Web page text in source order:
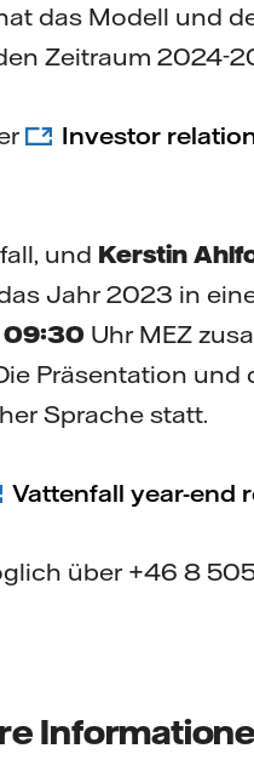
das Modell und
Zeitraum 2024-
Investor
und Kerstin
Jahr 2023 in
09:30 Uhr MEZ
Präsentation und
Sprache statt.
Vattenfall year-end
über +46 8